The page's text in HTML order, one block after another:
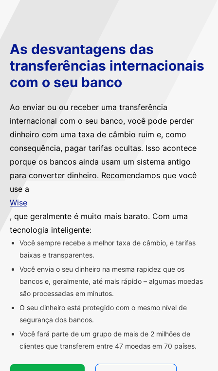
As desvantagens das
transferências internacionais
com o seu banco
Ao enviar ou ou receber uma transferência
internacional com o seu banco, você pode perder
dinheiro com uma taxa de câmbio ruim e, como
consequência, pagar tarifas ocultas. Isso acontece
porque os bancos ainda usam um sistema antigo
para converter dinheiro. Recomendamos que você
use a
Wise
, que geralmente é muito mais barato. Com uma
tecnologia inteligente:
Você sempre recebe a melhor taxa de câmbio, e tarifas
baixas e transparentes.
Você envia o seu dinheiro na mesma rapidez que os
bancos e, geralmente, até mais rápido – algumas moedas
são processadas em minutos.
O seu dinheiro está protegido com o mesmo nível de
segurança dos bancos.
Você fará parte de um grupo de mais de 2 milhões de
clientes que transferem entre 47 moedas em 70 países.